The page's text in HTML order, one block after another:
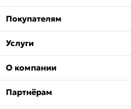
Покупателям
Услуги
О компании
Партнёрам